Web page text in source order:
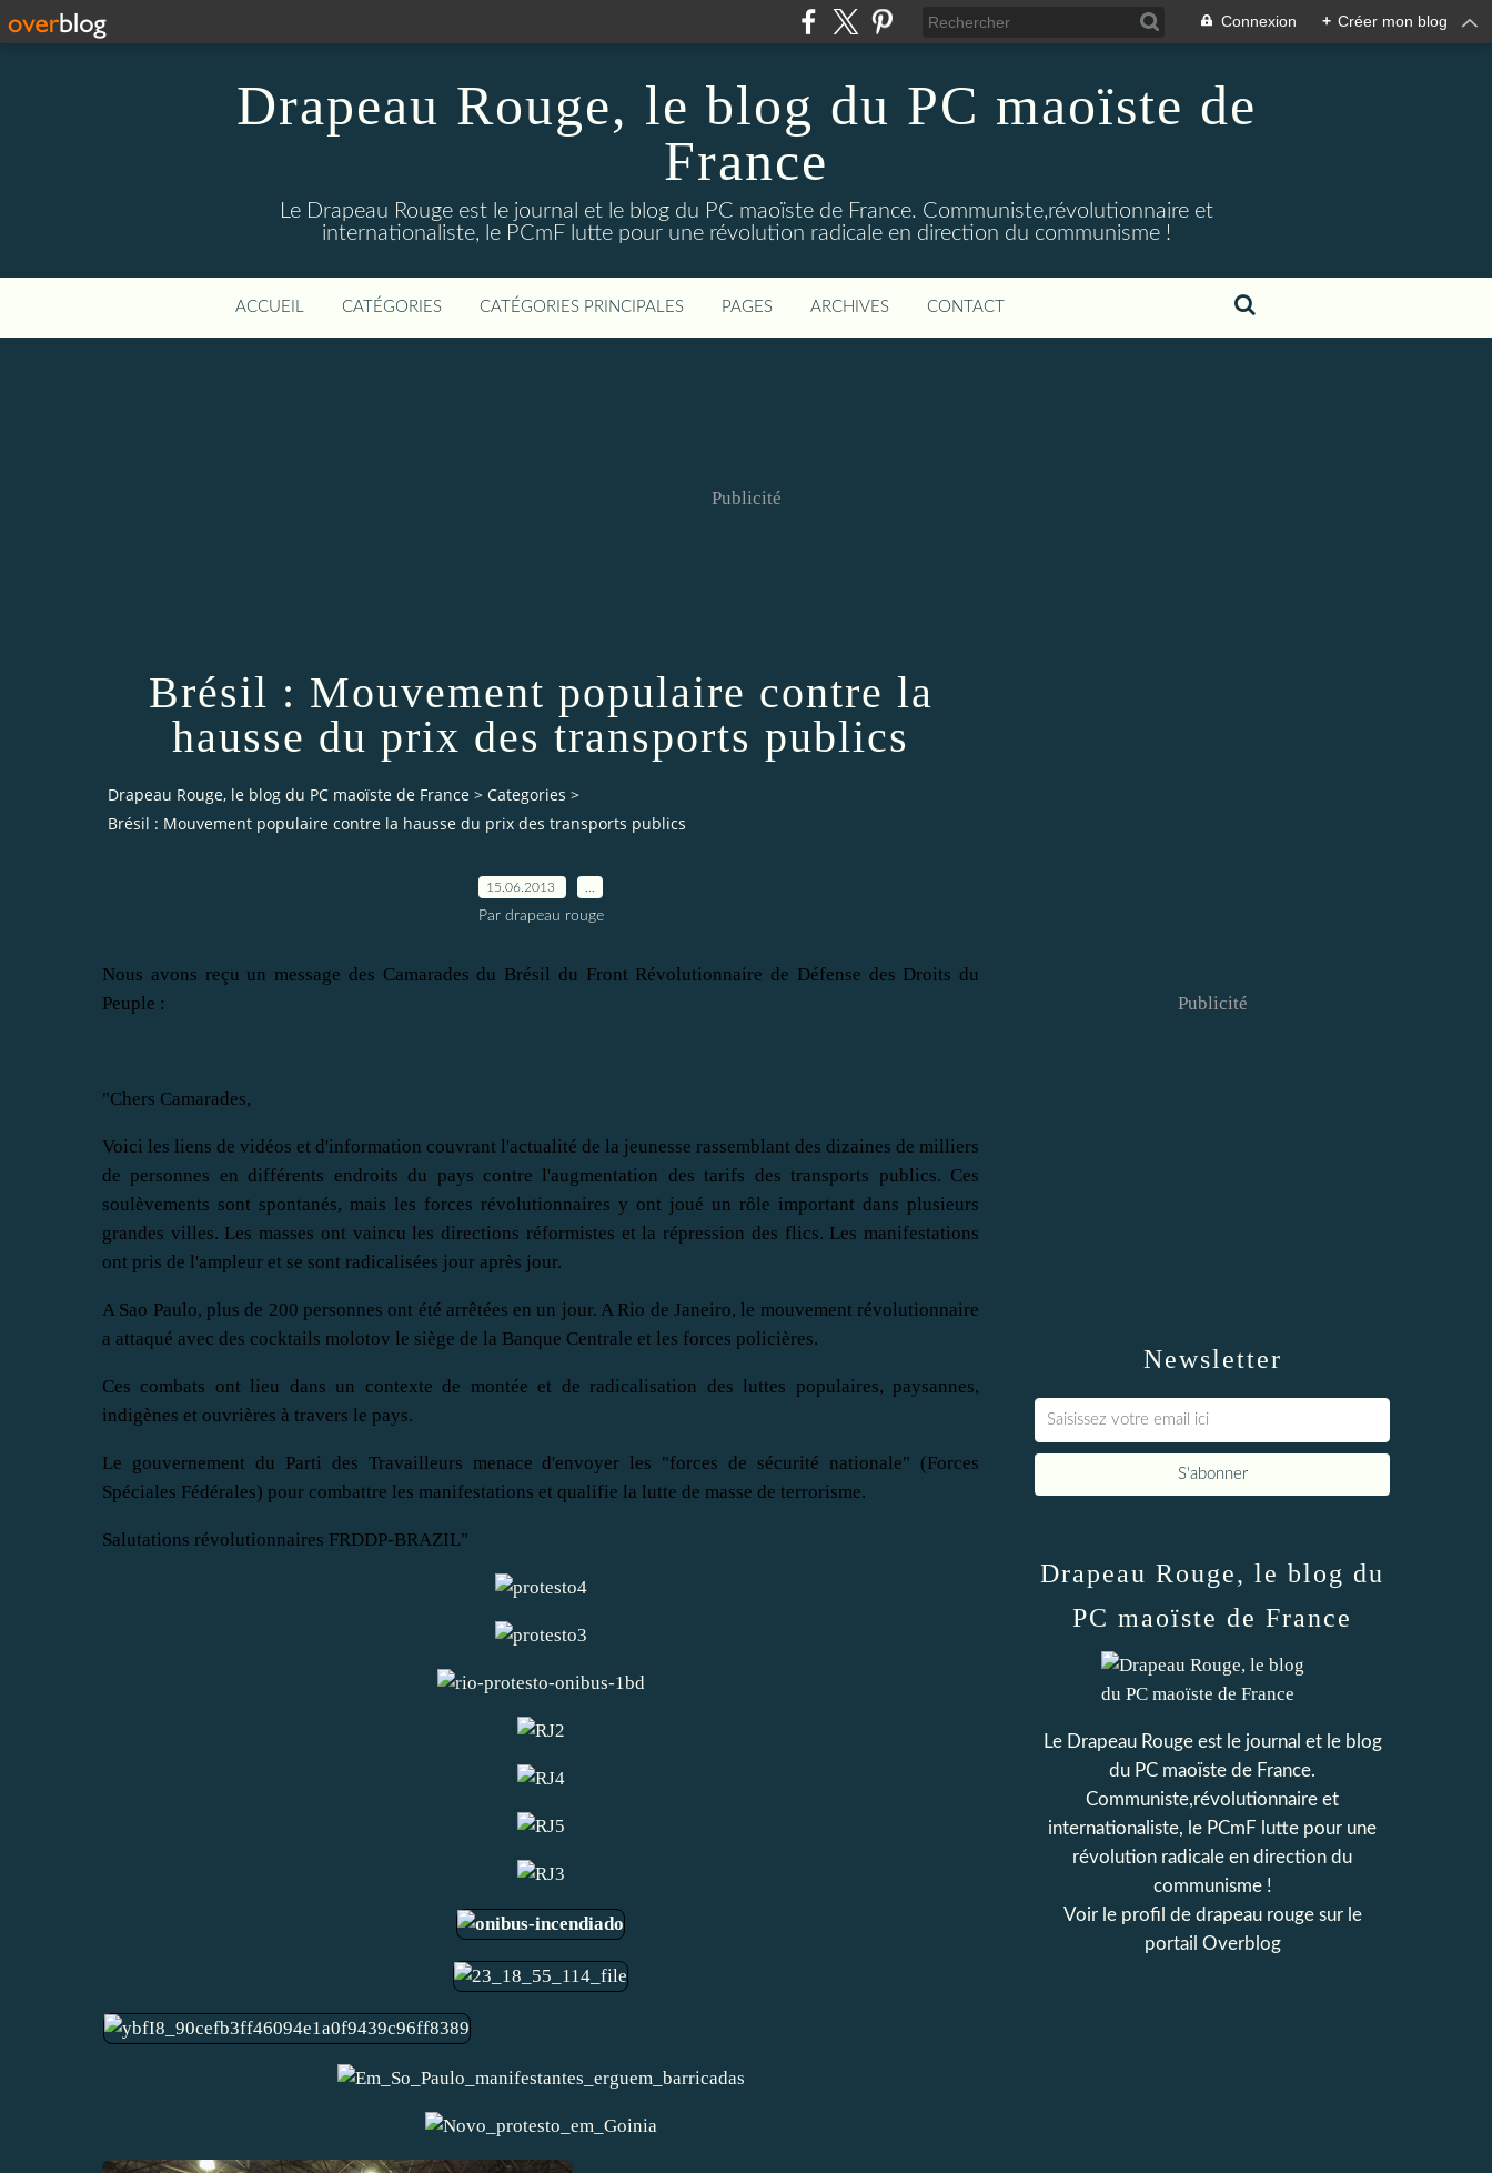
Connexion + Créer mon blog
Drapeau Rouge, le blog du PC maoïste de
France
Le Drapeau Rouge est le journal et le blog du PC maoïste de France. Communiste,révolutionnaire et
internationaliste, le PCmF lutte pour une révolution radicale en direction du communisme !
ACCUEIL CATÉGORIES CATÉGORIES PRINCIPALES PAGES ARCHIVES CONTACT
Publicité
Brésil : Mouvement populaire contre la
hausse du prix des transports publics
Drapeau Rouge, le blog du PC maoïste de France > Categories >
Brésil : Mouvement populaire contre la hausse du prix des transports publics
15.06.2013
Par drapeau rouge
Nous avons reçu un message des Camarades du Brésil du Front Révolutionnaire de Défense des Droits du
Peuple :
"Chers Camarades,
Voici les liens de vidéos et d'information couvrant l'actualité de la jeunesse rassemblant des dizaines de milliers
de personnes en différents endroits du pays contre l'augmentation des tarifs des transports publics. Ces
soulèvements sont spontanés, mais les forces révolutionnaires y ont joué un rôle important dans plusieurs
grandes villes. Les masses ont vaincu les directions réformistes et la répression des flics. Les manifestations
ont pris de l'ampleur et se sont radicalisées jour après jour.
A Sao Paulo, plus de 200 personnes ont été arrêtées en un jour. A Rio de Janeiro, le mouvement révolutionnaire
a attaqué avec des cocktails molotov le siège de la Banque Centrale et les forces policières.
Ces combats ont lieu dans un contexte de montée et de radicalisation des luttes populaires, paysannes,
indigènes et ouvrières à travers le pays.
Le gouvernement du Parti des Travailleurs menace d'envoyer les "forces de sécurité nationale" (Forces
Spéciales Fédérales) pour combattre les manifestations et qualifie la lutte de masse de terrorisme.
Salutations révolutionnaires FRDDP-BRAZIL"
Newsletter
Publicité
Drapeau Rouge, le blog du
PC maoïste de France
Le Drapeau Rouge est le journal et le blog
du PC maoïste de France.
Communiste,révolutionnaire et
internationaliste, le PCmF lutte pour une
révolution radicale en direction du
communisme !
Voir le profil de drapeau rougesur le
portail Overblog